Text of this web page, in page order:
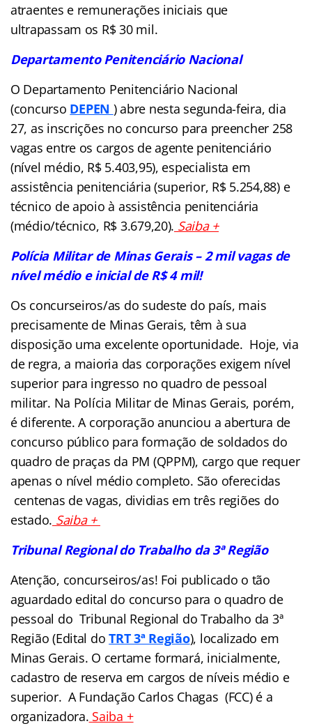
atraentes e remunerações iniciais que
ultrapassam os R$ 30 mil.
Departamento Penitenciário Nacional
O Departamento Penitenciário Nacional
(concurso DEPEN ) abre nesta segunda-feira, dia
27, as inscrições no concurso para preencher 258
vagas entre os cargos de agente penitenciário
(nível médio, R$ 5.403,95), especialista em
assistência penitenciária (superior, R$ 5.254,88) e
técnico de apoio à assistência penitenciária
(médio/técnico, R$ 3.679,20). Saiba +
Polícia Militar de Minas Gerais – 2 mil vagas de
nível médio e inicial de R$ 4 mil!
Os concurseiros/as do sudeste do país, mais
precisamente de Minas Gerais, têm à sua
disposição uma excelente oportunidade. Hoje, via
de regra, a maioria das corporações exigem nível
superior para ingresso no quadro de pessoal
militar. Na Polícia Militar de Minas Gerais, porém,
é diferente. A corporação anunciou a abertura de
concurso público para formação de soldados do
quadro de praças da PM (QPPM), cargo que requer
apenas o nível médio completo. São oferecidas
centenas de vagas, dividias em três regiões do
estado. Saiba +
Tribunal Regional do Trabalho da 3ª Região
Atenção, concurseiros/as! Foi publicado o tão
aguardado edital do concurso para o quadro de
pessoal do Tribunal Regional do Trabalho da 3ª
Região (Edital doTRT 3ª Região), localizado em
Minas Gerais. O certame formará, inicialmente,
cadastro de reserva em cargos de níveis médio e
superior. A Fundação Carlos Chagas (FCC) é a
organizadora. Saiba +